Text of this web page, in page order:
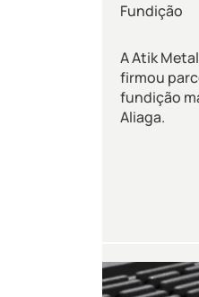
Fundição
A Atik
firmou
fundição
Aliaga.